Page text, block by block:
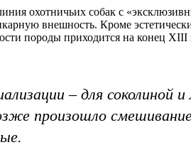
охотничьих собак с
внешность. Кроме
породы приходится на конец XIII
– для соколиной
произошло